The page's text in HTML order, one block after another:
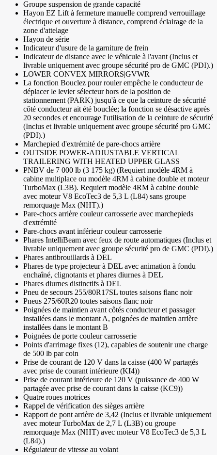
Groupe suspension de grande capacité
Hayon EZ Lift à fermeture manuelle comprend verrouillage
électrique et ouverture à distance, comprend éclairage de la
zone d'attelage
Hayon de série
Indicateur d'usure de la garniture de frein
Indicateur de distance avec le véhicule à l'avant (Inclus et
livrable uniquement avec groupe sécurité pro de GMC (PDI).)
LOWER CONVEX MIRRORS|GVWR
La fonction Bouclez pour rouler empêche le conducteur de
déplacer le levier sélecteur hors de la position de
stationnement (PARK) jusqu'à ce que la ceinture de sécurité
côté conducteur ait été bouclée; la fonction se désactive après
20 secondes et encourage l'utilisation de la ceinture de sécurité
(Inclus et livrable uniquement avec groupe sécurité pro GMC
(PDI).)
Marchepied d'extrémité de pare-chocs arrière
OUTSIDE POWER-ADJUSTABLE VERTICAL
TRAILERING WITH HEATED UPPER GLASS
PNBV de 7 000 lb (3 175 kg) (Requiert modèle 4RM à
cabine multiplace ou modèle 4RM à cabine double et moteur
TurboMax (L3B). Requiert modèle 4RM à cabine double
avec moteur V8 EcoTec3 de 5,3 L (L84) sans groupe
remorquage Max (NHT).)
Pare-chocs arrière couleur carrosserie avec marchepieds
d'extrémité
Pare-chocs avant inférieur couleur carrosserie
Phares IntelliBeam avec feux de route automatiques (Inclus et
livrable uniquement avec groupe sécurité pro de GMC (PDI).)
Phares antibrouillards à DEL
Phares de type projecteur à DEL avec animation à fondu
enchaîné, clignotants et phares diurnes à DEL
Phares diurnes distinctifs à DEL
Pneu de secours 255/80R17SL toutes saisons flanc noir
Pneus 275/60R20 toutes saisons flanc noir
Poignées de maintien avant côtés conducteur et passager
installées dans le montant A, poignées de maintien arrière
installées dans le montant B
Poignées de porte couleur carrosserie
Points d'arrimage fixes (12), capables de soutenir une charge
de 500 lb par coin
Prise de courant de 120 V dans la caisse (400 W partagés
avec prise de courant intérieure (KI4))
Prise de courant intérieure de 120 V (puissance de 400 W
partagée avec prise de courant dans la caisse (KC9))
Quatre roues motrices
Rappel de vérification des sièges arrière
Rapport de pont arrière de 3,42 (Inclus et livrable uniquement
avec moteur TurboMax de 2,7 L (L3B) ou groupe
remorquage Max (NHT) avec moteur V8 EcoTec3 de 5,3 L
(L84).)
Régulateur de vitesse au volant